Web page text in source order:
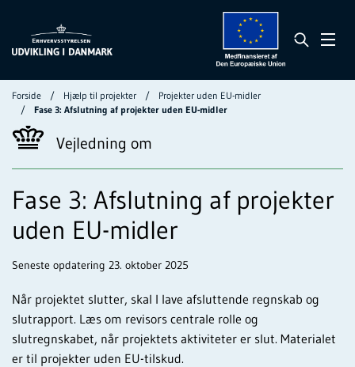
Forside Hjælp til projekter
Projekter uden EU-midler
Fase 3: Afslutning af projekter uden EU-midler
Vejledning om
Fase 3: Afslutning af projekter
uden EU-midler
Seneste opdatering 23. oktober 2025
Når projektet slutter, skal I lave afsluttende regnskab og
slutrapport. Læs om revisors centrale rolle og
slutregnskabet, når projektets aktiviteter er slut. Materialet
er til projekter uden EU-tilskud.